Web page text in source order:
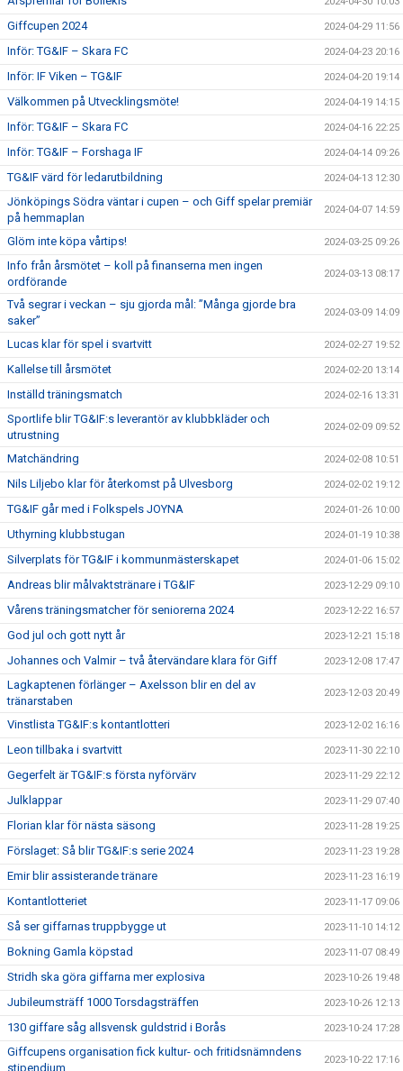
Giffcupen 2024 2024-04-29 11:56
Inför: TG&IF – Skara FC 2024-04-23 20:16
Inför: IF Viken – TG&IF 2024-04-20 19:14
Välkommen på Utvecklingsmöte! 2024-04-19 14:15
Inför: TG&IF – Skara FC 2024-04-16 22:25
Inför: TG&IF – Forshaga IF 2024-04-14 09:26
TG&IF värd för ledarutbildning 2024-04-13 12:30
Jönköpings Södra väntar i cupen – och Giff spelar premiär
på hemmaplan
2024-04-07 14:59
Glöm inte köpa vårtips! 2024-03-25 09:26
Info från årsmötet – koll på finanserna men ingen
ordförande
2024-03-13 08:17
Två segrar i veckan – sju gjorda mål: ”Många gjorde bra
saker”
2024-03-09 14:09
Lucas klar för spel i svartvitt 2024-02-27 19:52
Kallelse till årsmötet 2024-02-20 13:14
Inställd träningsmatch 2024-02-16 13:31
Sportlife blir TG&IF:s leverantör av klubbkläder och
utrustning
2024-02-09 09:52
Matchändring 2024-02-08 10:51
Nils Liljebo klar för återkomst på Ulvesborg 2024-02-02 19:12
TG&IF går med i Folkspels JOYNA 2024-01-26 10:00
Uthyrning klubbstugan 2024-01-19 10:38
Silverplats för TG&IF i kommunmästerskapet 2024-01-06 15:02
Andreas blir målvaktstränare i TG&IF 2023-12-29 09:10
Vårens träningsmatcher för seniorerna 2024 2023-12-22 16:57
God jul och gott nytt år 2023-12-21 15:18
Johannes och Valmir – två återvändare klara för Giff 2023-12-08 17:47
Lagkaptenen förlänger – Axelsson blir en del av
tränarstaben
2023-12-03 20:49
Vinstlista TG&IF:s kontantlotteri 2023-12-02 16:16
Leon tillbaka i svartvitt 2023-11-30 22:10
Gegerfelt är TG&IF:s första nyförvärv 2023-11-29 22:12
Julklappar 2023-11-29 07:40
Florian klar för nästa säsong 2023-11-28 19:25
Förslaget: Så blir TG&IF:s serie 2024 2023-11-23 19:28
Emir blir assisterande tränare 2023-11-23 16:19
Kontantlotteriet 2023-11-17 09:06
Så ser giffarnas truppbygge ut 2023-11-10 14:12
Bokning Gamla köpstad 2023-11-07 08:49
Stridh ska göra giffarna mer explosiva 2023-10-26 19:48
Jubileumsträff 1000 Torsdagsträffen 2023-10-26 12:13
130 giffare såg allsvensk guldstrid i Borås 2023-10-24 17:28
Giffcupens organisation fick kultur- och fritidsnämndens
stipendium
2023-10-22 17:16